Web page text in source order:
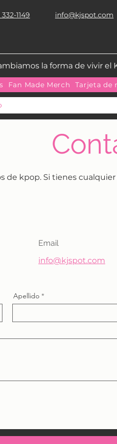
1149 info@kjspot.com
la forma de vivir el
Fan Made Merch Tarjeta de
de kpop. Si tienes
Email
info@kjspot.com
Apellido